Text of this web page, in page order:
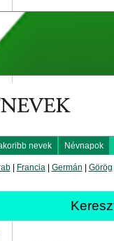
nevek Névnapok
| Francia| Germán Görög